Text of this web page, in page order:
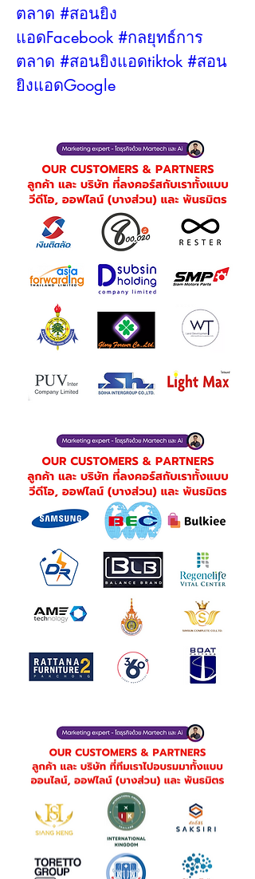
ตลาด #สอนยิง
แอดFacebook #กลยุทธ์การ
ตลาด #สอนยิงแอดtiktok #สอน
ยิงแอดGoogle